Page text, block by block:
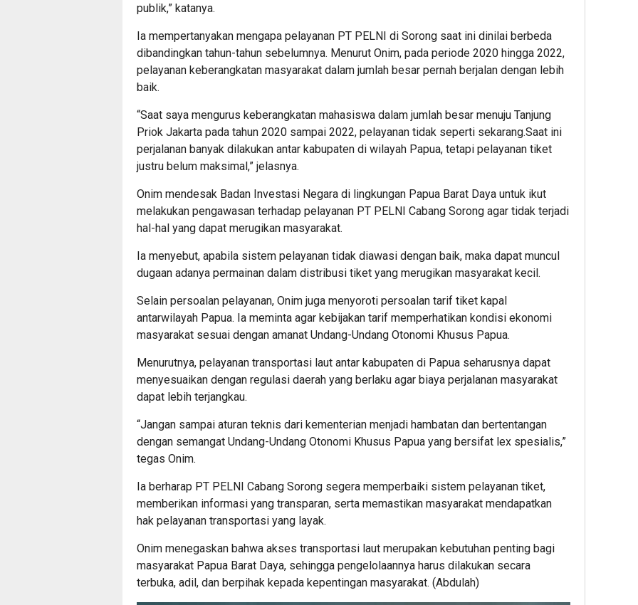
publik,” katanya.
Ia mempertanyakan mengapa pelayanan PT PELNI di Sorong saat ini dinilai berbeda
dibandingkan tahun-tahun sebelumnya. Menurut Onim, pada periode 2020 hingga 2022,
pelayanan keberangkatan masyarakat dalam jumlah besar pernah berjalan dengan lebih
baik.
“Saat saya mengurus keberangkatan mahasiswa dalam jumlah besar menuju Tanjung
Priok Jakarta pada tahun 2020 sampai 2022, pelayanan tidak seperti sekarang.Saat ini
perjalanan banyak dilakukan antar kabupaten di wilayah Papua, tetapi pelayanan tiket
justru belum maksimal,” jelasnya.
Onim mendesak Badan Investasi Negara di lingkungan Papua Barat Daya untuk ikut
melakukan pengawasan terhadap pelayanan PT PELNI Cabang Sorong agar tidak terjadi
hal-hal yang dapat merugikan masyarakat.
Ia menyebut, apabila sistem pelayanan tidak diawasi dengan baik, maka dapat muncul
dugaan adanya permainan dalam distribusi tiket yang merugikan masyarakat kecil.
Selain persoalan pelayanan, Onim juga menyoroti persoalan tarif tiket kapal
antarwilayah Papua. Ia meminta agar kebijakan tarif memperhatikan kondisi ekonomi
masyarakat sesuai dengan amanat Undang-Undang Otonomi Khusus Papua.
Menurutnya, pelayanan transportasi laut antar kabupaten di Papua seharusnya dapat
menyesuaikan dengan regulasi daerah yang berlaku agar biaya perjalanan masyarakat
dapat lebih terjangkau.
“Jangan sampai aturan teknis dari kementerian menjadi hambatan dan bertentangan
dengan semangat Undang-Undang Otonomi Khusus Papua yang bersifat lex spesialis,”
tegas Onim.
Ia berharap PT PELNI Cabang Sorong segera memperbaiki sistem pelayanan tiket,
memberikan informasi yang transparan, serta memastikan masyarakat mendapatkan
hak pelayanan transportasi yang layak.
Onim menegaskan bahwa akses transportasi laut merupakan kebutuhan penting bagi
masyarakat Papua Barat Daya, sehingga pengelolaannya harus dilakukan secara
terbuka, adil, dan berpihak kepada kepentingan masyarakat. (Abdulah)